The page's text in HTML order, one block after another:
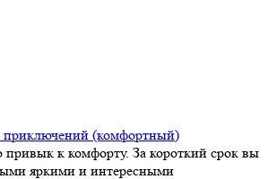
приключений (комфортный)
привык к комфорту. За короткий срок вы
яркими и интересными